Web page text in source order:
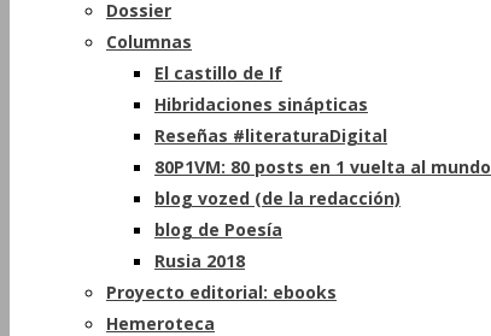
Dossier
Columnas
El castillo de If
Hibridaciones sinápticas
Reseñas #literaturaDigital
80P1VM: 80 posts en 1 vuelta al mundo
blog vozed (de la redacción)
blog de Poesía
Rusia 2018
Proyecto editorial: ebooks
Hemeroteca